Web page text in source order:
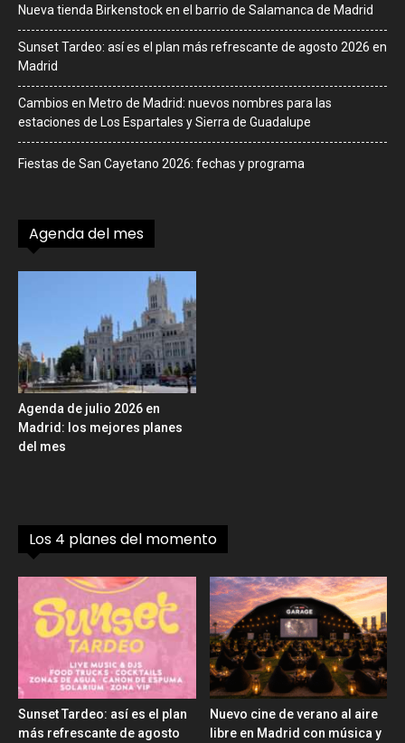
Nueva tienda Birkenstock en el barrio de Salamanca de Madrid
Sunset Tardeo: así es el plan más refrescante de agosto 2026 en
Madrid
Cambios en Metro de Madrid: nuevos nombres para las
estaciones de Los Espartales y Sierra de Guadalupe
Fiestas de San Cayetano 2026: fechas y programa
Agenda del mes
Agenda de julio 2026 en
Madrid: los mejores planes
del mes
Los 4 planes del momento
Sunset Tardeo: así es el plan
más refrescante de agosto
Nuevo cine de verano al aire
libre en Madrid con música y